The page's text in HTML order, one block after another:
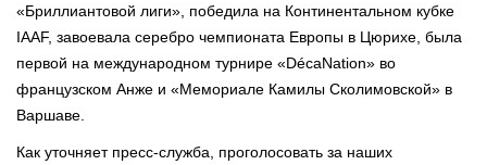
«Бриллиантовой лиги», победила на Континентальном кубке
IAAF, завоевала серебро чемпионата Европы в Цюрихе, была
первой на международном турнире «DécaNation» во
французском Анже и «Мемориале Камилы Сколимовской» в
Варшаве.
Как уточняет пресс-служба, проголосовать за наших